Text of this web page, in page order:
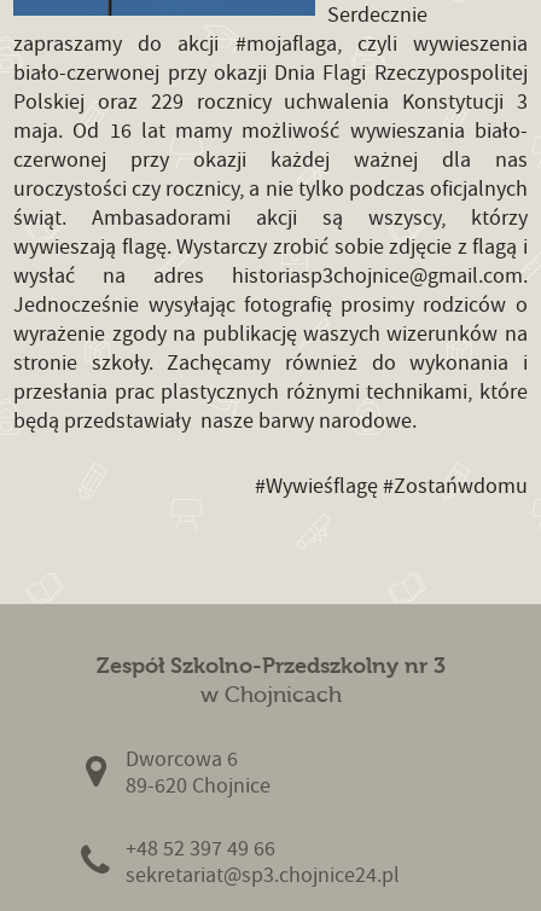
Serdecznie
zapraszamy do akcji #mojaflaga, czyli wywieszenia
biało-czerwonej przy okazji Dnia Flagi Rzeczypospolitej
Polskiej oraz 229 rocznicy uchwalenia Konstytucji 3
maja. Od 16 lat mamy możliwość wywieszania biało-
czerwonej przy okazji każdej ważnej dla nas
uroczystości czy rocznicy, a nie tylko podczas oficjalnych
świąt. Ambasadorami akcji są wszyscy, którzy
wywieszają flagę. Wystarczy zrobić sobie zdjęcie z flagą i
wysłać na adres historiasp3chojnice@gmail.com.
Jednocześnie wysyłając fotografię prosimy rodziców o
wyrażenie zgody na publikację waszych wizerunków na
stronie szkoły. Zachęcamy również do wykonania i
przesłania prac plastycznych różnymi technikami, które
będą przedstawiały nasze barwy narodowe.
#Wywieśflagę #Zostańwdomu
Zespół Szkolno-Przedszkolny nr 3
w Chojnicach
Dworcowa 6
89-620 Chojnice
+48 52 397 49 66
sekretariat@sp3.chojnice24.pl